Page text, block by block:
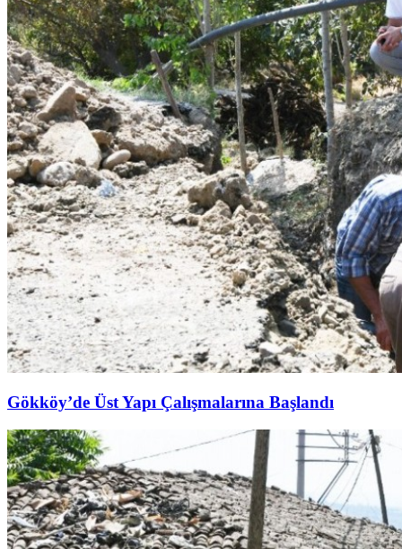
Gökköy’de Üst Yapı Çalışmalarına Başlandı